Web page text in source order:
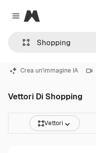
Close menu
Magnific
Crea un'immagine IA
Vettori Di Shopping
Vettori